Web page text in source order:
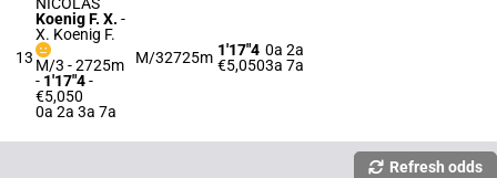
13
Koenig F. X. -
X. Koenig F.
M/3 - 2725m
- 1'17"4-
€5,050
0a 2a 3a 7a
M/32725m 1'17"4
€5,050
0a 2a
3a 7a
Refresh odds